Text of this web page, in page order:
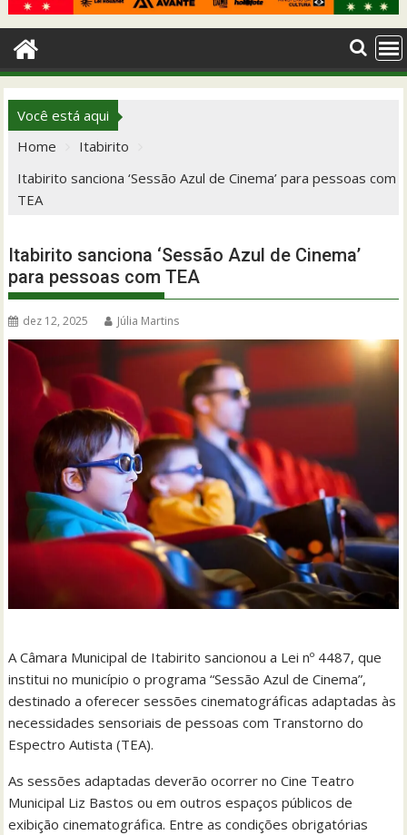
Você está aqui
Home
Itabirito
Itabirito sanciona ‘Sessão Azul de Cinema’ para pessoas com
TEA
Itabirito sanciona ‘Sessão Azul de Cinema’
para pessoas com TEA
dez 12, 2025 Júlia Martins
A Câmara Municipal de Itabirito sancionou a Lei nº 4487, que
institui no município o programa “Sessão Azul de Cinema”,
destinado a oferecer sessões cinematográficas adaptadas às
necessidades sensoriais de pessoas com Transtorno do
Espectro Autista (TEA).
As sessões adaptadas deverão ocorrer no Cine Teatro
Municipal Liz Bastos ou em outros espaços públicos de
exibição cinematográfica. Entre as condições obrigatórias